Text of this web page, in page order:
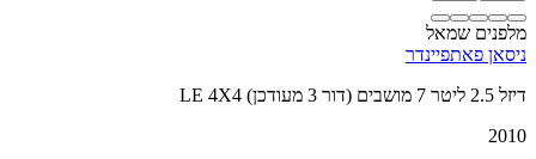
מלפנים שמאל
ניסאן פאתפיינדר
LE 4X4 דיזל 2.5 ליטר 7 מושבים (דור 3 מעודכן)
2010